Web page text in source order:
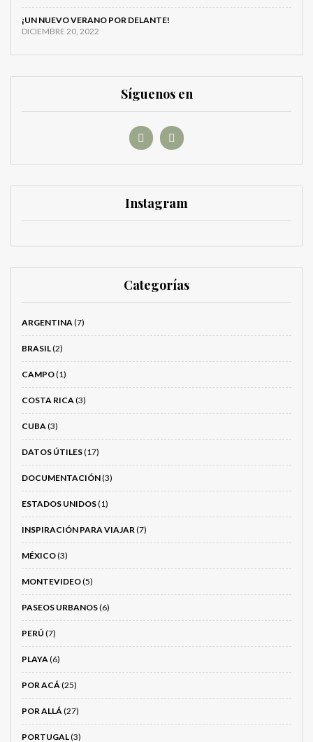
¡UN NUEVO VERANO POR DELANTE!
DICIEMBRE 20, 2022
Síguenos en
Instagram
Categorías
ARGENTINA (7)
BRASIL(2)
CAMPO(1)
COSTA RICA (3)
CUBA (3)
DATOS ÚTILES(17)
DOCUMENTACIÓN(3)
ESTADOS UNIDOS(1)
INSPIRACIÓN PARA VIAJAR (7)
MÉXICO(3)
MONTEVIDEO(5)
PASEOS URBANOS(6)
PERÚ (7)
PLAYA (6)
POR ACÁ (25)
POR ALLÁ (27)
PORTUGAL(3)